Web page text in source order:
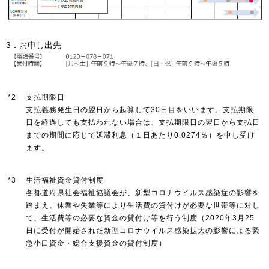
3．お申し出先
*2
支払期限日
支払義務発生日の翌日から起算して30日目をいいます。支払期限
日を経過しても支払われない場合は、支払期限日の翌日から支払日
までの期間に応じて延滞利息（１日あたり0.0274％）を申し受け
ます。
*3
生活福祉資金貸付制度
各都道府県社会福祉協議会が、新型コロナウイルス感染症の影響を
踏まえ、休業や失業等により生活費の貸付けが必要な世帯等に対し
て、生活費等の必要な資金の貸付け等を行う制度（2020年3月25
日に受付が開始された新型コロナウイルス感染拡大の影響による緊
急小口資金・総合支援資金の貸付制度）